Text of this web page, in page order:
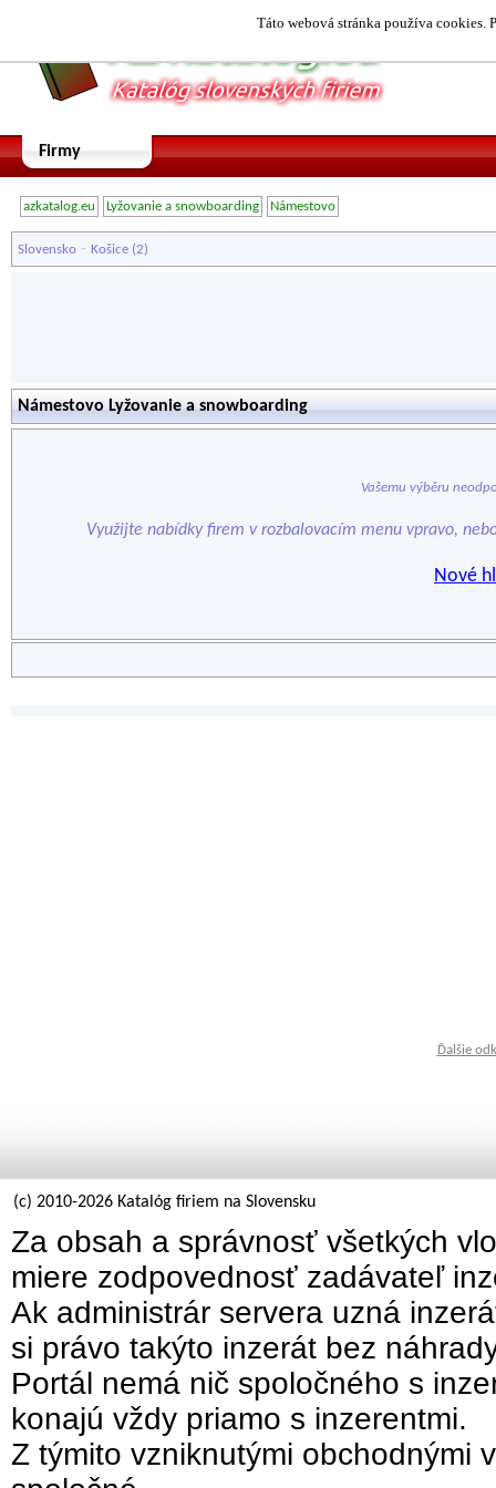
Táto webová stránka používa cookies.
Firmy
azkatalog.eu Lyžovanie a snowboarding Námestovo
Slovensko - Košice (2)
Námestovo Lyžovanie a snowboarding
Vašemu výběru
Využijte nabídky firem v rozbalovacím menu vpravo,
Nové
Ďalšie
(c) 2010-2026 Katalóg firiem na Slovensku
Za obsah a správnosť všetkých
miere zodpovednosť zadávateľ
Ak administrár servera uzná
si právo takýto inzerát bez
Portál nemá nič spoločného s
konajú vždy priamo s inzerentmi.
Z týmito vzniknutými obchodnými